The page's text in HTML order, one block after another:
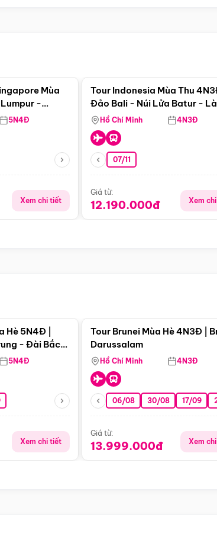
Mùa
-
-
5N4Đ
Xem chi tiết
Tour Indonesia Mùa Thu
Đảo Bali - Núi Lửa Batur -
Penglipuran
Hồ Chí Minh 4N3Đ
07/11
Giá từ:
12.190.000đ Xem
Hè 5N4Đ |
- Đài Bắc
5N4Đ
Xem chi tiết
Tour Brunei Mùa Hè 4N3Đ |
Darussalam
Hồ Chí Minh 4N3Đ
06/08 30/08 17/09
Giá từ:
13.999.000đ Xem